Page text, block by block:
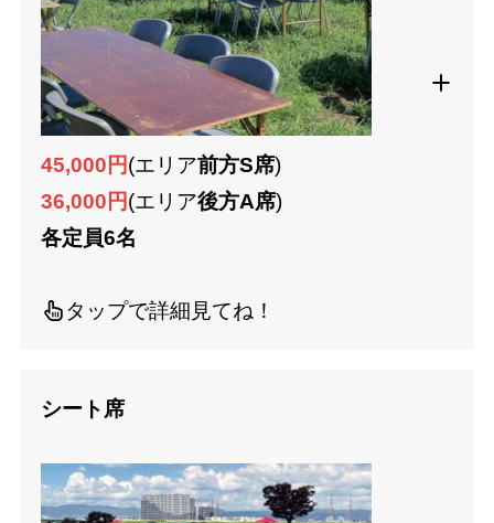
45,000円(エリア前方S席)
36,000円(エリア後方A席)
各定員6名
タップで詳細見てね！
シート席